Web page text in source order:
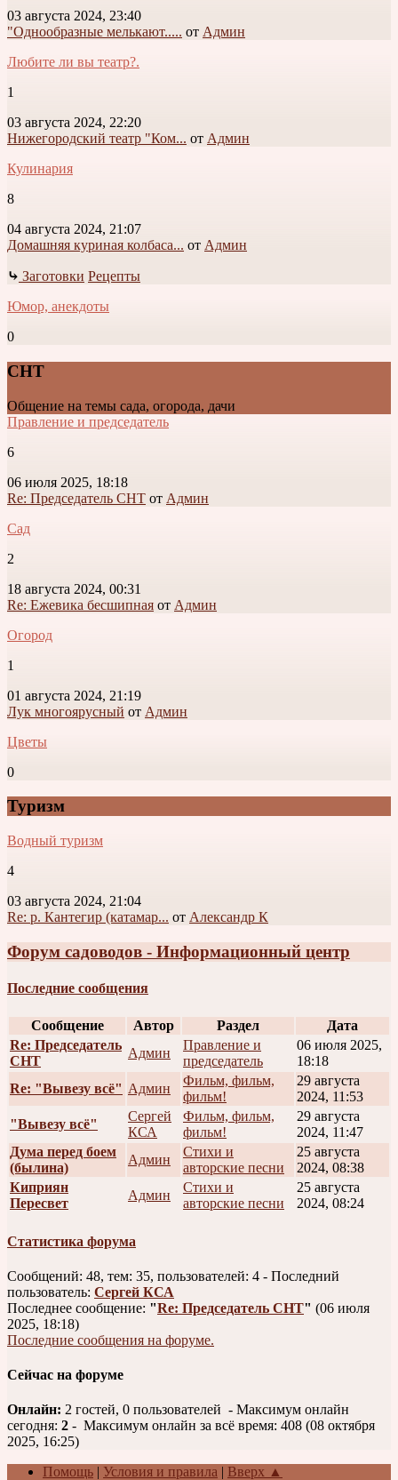
03 августа 2024, 23:40
"Однообразные мелькают..... от Админ
Любите ли вы театр?.
1
03 августа 2024, 22:20
Нижегородский театр "Ком... от Админ
Кулинария
8
04 августа 2024, 21:07
Домашняя куриная колбаса... от Админ
⤷ Заготовки Рецепты
Юмор, анекдоты
0
СНТ
Общение на темы сада, огорода, дачи
Правление и председатель
6
06 июля 2025, 18:18
Re: Председатель СНТ от Админ
Сад
2
18 августа 2024, 00:31
Re: Ежевика бесшипная от Админ
Огород
1
01 августа 2024, 21:19
Лук многоярусный от Админ
Цветы
0
Туризм
Водный туризм
4
03 августа 2024, 21:04
Re: р. Кантегир (катамар... от Александр К
Форум садоводов - Информационный центр
Последние сообщения
Сообщение Автор Раздел
Дата
Re: Председатель
СНТ
Админ
Правление и
председатель
06 июля 2025,
18:18
Re: "Вывезу всё" Админ
Фильм, фильм,
фильм!
29 августа
2024, 11:53
"Вывезу всё"
Сергей
КСА
Фильм, фильм,
фильм!
29 августа
2024, 11:47
Дума перед боем
(былина)
Админ
Стихи и
авторские песни
25 августа
2024, 08:38
Киприян
Пересвет
Админ
Стихи и
авторские песни
25 августа
2024, 08:24
Статистика форума
Сообщений: 48, тем: 35, пользователей: 4 - Последний
пользователь: Сергей КСА
Последнее сообщение: "Re: Председатель СНТ" (06 июля
2025, 18:18)
Последние сообщения на форуме.
Сейчас на форуме
Онлайн: 2 гостей, 0 пользователей - Максимум онлайн
сегодня: 2 - Максимум онлайн за всё время: 408 (08 октября
2025, 16:25)
Помощь | Условия и правила | Вверх ▲